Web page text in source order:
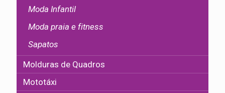
Moda Infantil
Moda praia e fitness
Sapatos
Molduras de Quadros
Mototáxi